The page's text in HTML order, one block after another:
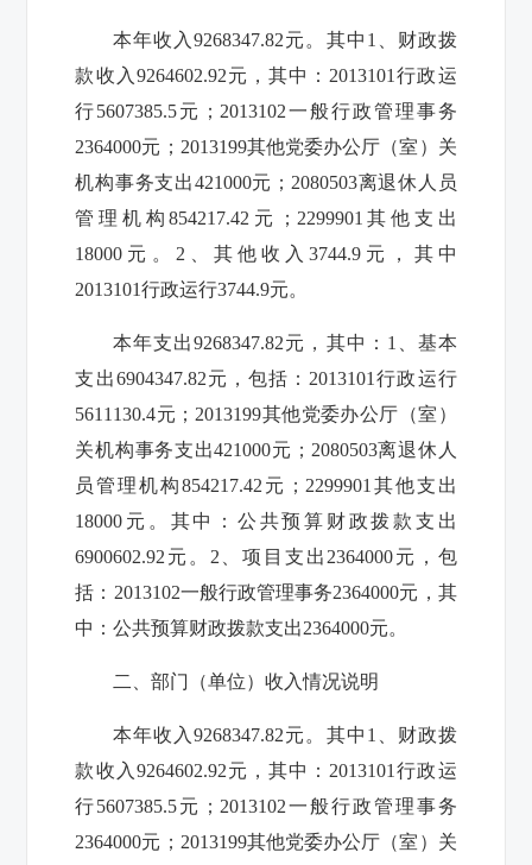
本年收入9268347.82元。其中 1
、财政拨
款收入 9264602.92元，其中： 2013101 行政运
行5607385.5元； 2013102一般行政管理事务
2364000元； 2013199其他党委办公厅（室）关
机构事务支出421000元； 2080503离退休人员
管理机构854217.42 元； 2299901 其他支出
18000 元。 2 、其他收入3744.9 元，其中
2013101行政运行3744.9元。
本年支出9268347.82元，其中： 1
、基本
支出6904347.82元，包括： 2013101 行政运行
5611130.4元； 2013199其他党委办公厅（室）
关机构事务支出421000元； 2080503离退休人
员管理机构854217.42 元； 2299901 其他支出
18000 元。其中：公共预算财政拨款支出
6900602.92 元。 2 、项目支出 2364000元，包
括： 2013102一般行政管理事务2364000元，其
中：公共预算财政拨款支出2364000元。
二、部门（单位）收入情况说明
本年收入9268347.82元。其中 1
、财政拨
款收入 9264602.92元，其中： 2013101 行政运
行5607385.5元； 2013102一般行政管理事务
2364000元； 2013199其他党委办公厅（室）关